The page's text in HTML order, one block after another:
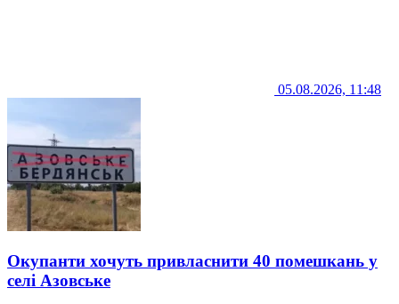
05.08.2026, 11:48
Окупанти хочуть привласнити 40 помешкань у
селі Азовське